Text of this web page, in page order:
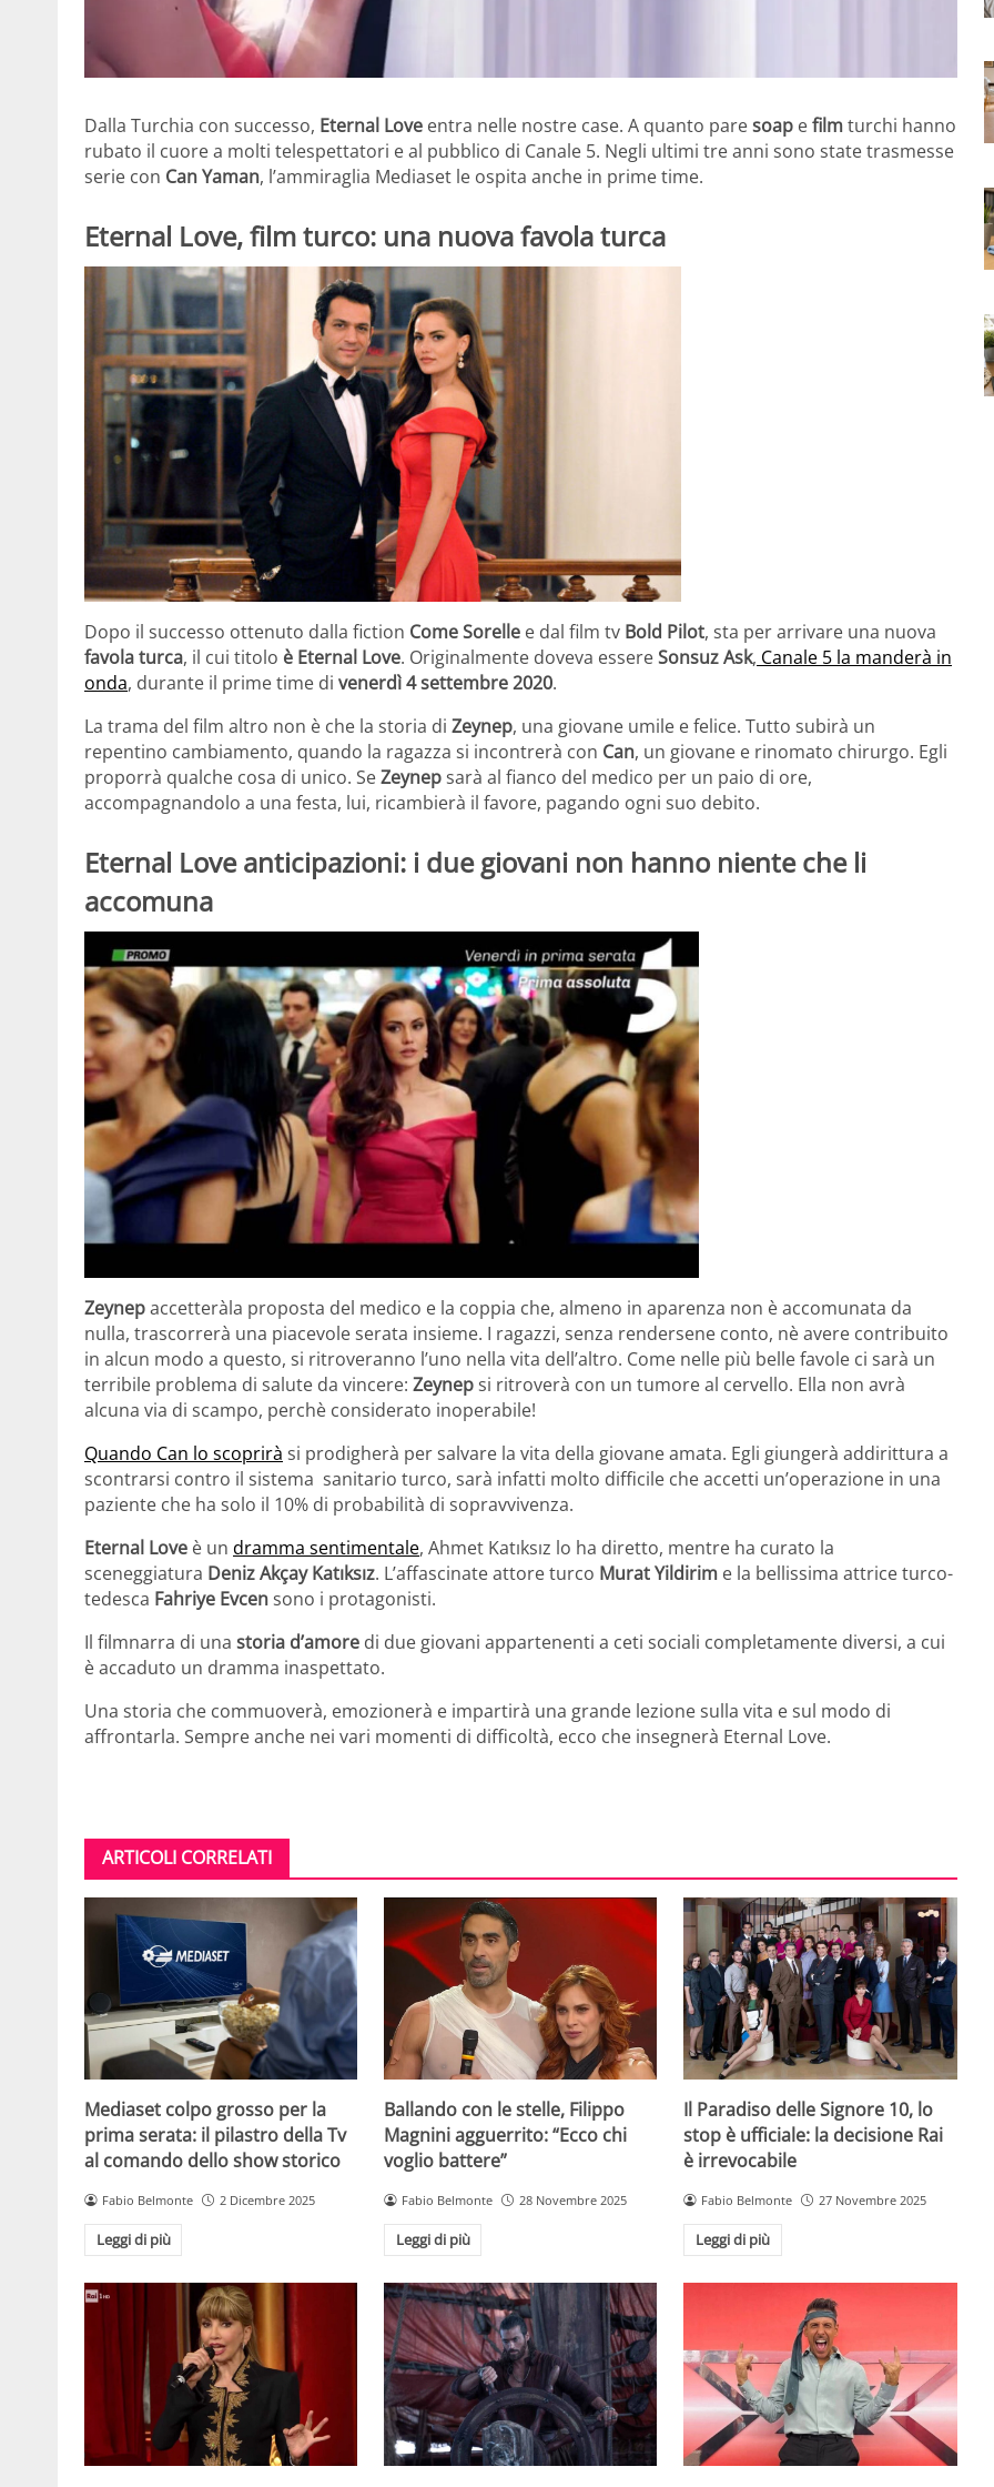
Dalla Turchia con successo, Eternal Love entra nelle nostre case. A quanto paresoap efilmturchi hanno
rubato il cuore a molti telespettatori e al pubblico di Canale 5. Negli ultimi tre anni sono state trasmesse
serie con Can Yaman, l’ammiraglia Mediaset le ospita anche in prime time.
Eternal Love, film turco: una nuova favola turca
Dopo il successo ottenuto dalla fiction Come Sorelle e dal film tv Bold Pilot, sta per arrivare una nuova
favola turca, il cui titolo è Eternal Love. Originalmente doveva essereSonsuz Ask, Canale 5 la manderà in
onda, durante il prime time di venerdì 4 settembre 2020.
La trama del film altro non è che la storia di Zeynep, una giovane umile e felice. Tutto subirà un
repentino cambiamento, quando la ragazza si incontrerà con Can, un giovane e rinomato chirurgo. Egli
proporrà qualche cosa di unico. SeZeynepsarà al fianco del medico per un paio di ore,
accompagnandolo a una festa, lui, ricambierà il favore, pagando ogni suo debito.
Eternal Love anticipazioni: i due giovani non hanno niente che li
accomuna
Zeynepaccetteràla proposta del medico e la coppia che, almeno in aparenza non è accomunata da
nulla, trascorrerà una piacevole serata insieme. I ragazzi, senza rendersene conto, nè avere contribuito
in alcun modo a questo, si ritroveranno l’uno nella vita dell’altro. Come nelle più belle favole ci sarà un
terribile problema di salute da vincere: Zeynepsi ritroverà con un tumore al cervello. Ella non avrà
alcuna via di scampo, perchè considerato inoperabile!
Quando Can lo scoprirà si prodigherà per salvare la vita della giovane amata. Egli giungerà addirittura a
scontrarsi contro il sistema sanitario turco, sarà infatti molto difficile che accetti un’operazione in una
paziente che ha solo il 10% di probabilità di sopravvivenza.
Eternal Love è un dramma sentimentale, Ahmet Katıksız lo ha diretto, mentre ha curato la
sceneggiatura Deniz Akçay Katıksız. L’affascinate attore turco Murat Yildirim e la bellissima attrice turco-
tedesca Fahriye Evcensono i protagonisti.
Il filmnarra di una storia d’amore di due giovani appartenenti a ceti sociali completamente diversi, a cui
è accaduto un dramma inaspettato.
Una storia che commuoverà, emozionerà e impartirà una grande lezione sulla vita e sul modo di
affrontarla. Sempre anche nei vari momenti di difficoltà, ecco che insegnerà Eternal Love.
ARTICOLI CORRELATI
Mediaset colpo grosso per la
prima serata: il pilastro della Tv
al comando dello show storico
Fabio Belmonte 2 Dicembre 2025
Leggi di più
Ballando con le stelle, Filippo
Magnini agguerrito: “Ecco chi
voglio battere”
Fabio Belmonte 28 Novembre 2025
Leggi di più
Il Paradiso delle Signore 10, lo
stop è ufficiale: la decisione Rai
è irrevocabile
Fabio Belmonte 27 Novembre 2025
Leggi di più